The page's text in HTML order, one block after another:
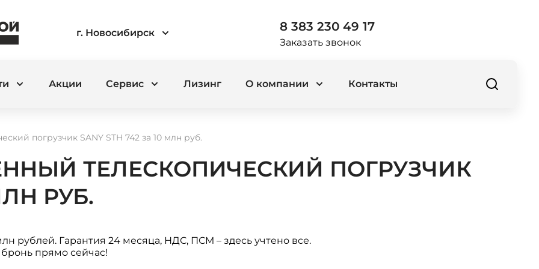
г. Новосибирск 8 383 230 49 17
Заказать звонок
Акции Сервис Лизинг О компании Контакты
погрузчик SANY STH 742 за 10 млн руб.
ТЕЛЕСКОПИЧЕСКИЙ ПОГРУЗЧИК
РУБ.
рублей. Гарантия 24 месяца, НДС, ПСМ – здесь учтено все.
прямо сейчас!